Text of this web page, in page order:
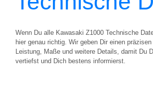
Wenn Du alle Kawasaki Z1000 Technische
hier genau richtig. Wir geben Dir einen
Leistung, Maße und weitere Details, damit Du
vertiefst und Dich bestens informierst.